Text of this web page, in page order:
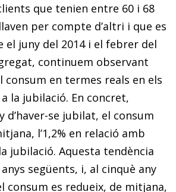
que tenien entre 60 i 68
per compte d’altri i que es
el juny del 2014 i el febrer del
continuem observant
consum en termes reals en els
la jubilació. En concret,
d’haver-se jubilat, el consum
l’1,2% en relació amb
jubilació. Aquesta tendència
següents, i, al cinquè any
consum es redueix, de mitjana,